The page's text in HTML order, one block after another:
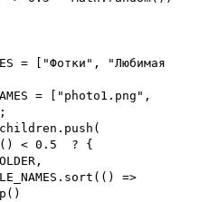
= [ "Фотки" ,
"Любимая
= [
"photo1.png" ,
< 0.5 ? {
=>